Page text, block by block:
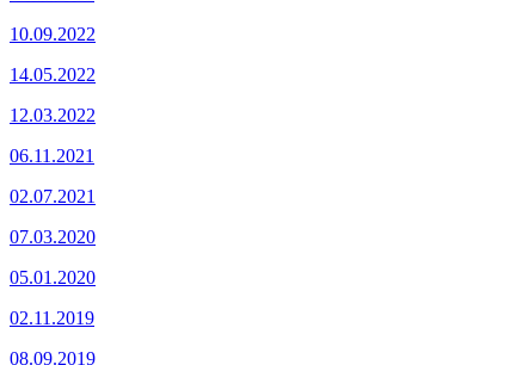
10.09.2022
14.05.2022
12.03.2022
06.11.2021
02.07.2021
07.03.2020
05.01.2020
02.11.2019
08.09.2019